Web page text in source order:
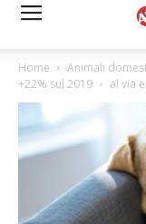
Home
Animali
+22% sul 2019
al via